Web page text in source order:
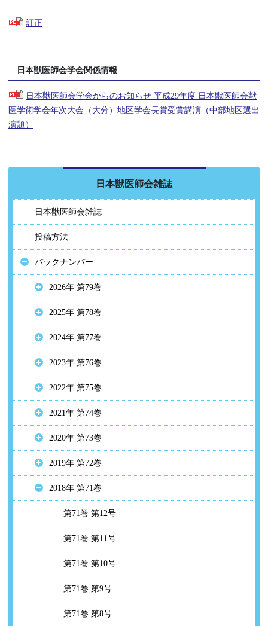
訂正
日本獣医師会学会関係情報
日本獣医師会学会からのお知らせ 平成29年度 日本獣医師会獣
医学術学会年次大会（大分）地区学会長賞受賞講演（中部地区選出
演題）
日本獣医師会雑誌
日本獣医師会雑誌
投稿方法
バックナンバー
2026年 第79巻
2025年 第78巻
2024年 第77巻
2023年 第76巻
2022年 第75巻
2021年 第74巻
2020年 第73巻
2019年 第72巻
2018年 第71巻
第71巻 第12号
第71巻 第11号
第71巻 第10号
第71巻 第9号
第71巻 第8号